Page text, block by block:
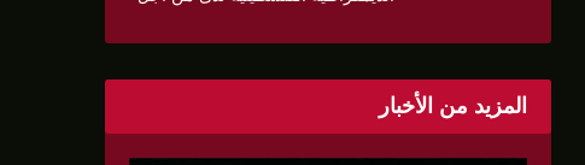
صحية عن ألتهاب الكبد وتوزّع
المزيد من الأخبار